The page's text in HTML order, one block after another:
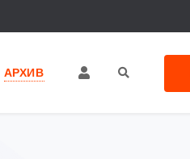
АРХИВ